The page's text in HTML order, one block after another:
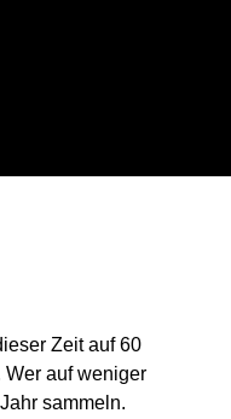
Zeit auf 60
Wer auf weniger
sammeln.